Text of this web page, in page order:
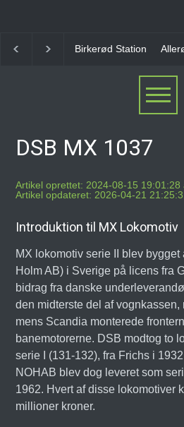
Birkerød Station
DSB MX 1037
Artikel oprettet: 2024-08-15 19:01:28
Artikel opdateret: 2026-04-21
Introduktion til MX Lokomotiv
MX lokomotiv serie II blev
Holm AB) i Sverige på licens fra
bidrag fra danske
den midterste del af vognkassen,
mens Scandia monterede
banemotorerne. DSB modtog to
serie I (131-132), fra Frichs i
NOHAB blev dog leveret som
1962. Hvert af disse lokomotiver
millioner kroner.